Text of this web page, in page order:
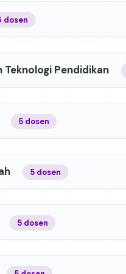
dosen
Teknologi Pendidikan
5 dosen
5 dosen
5 dosen